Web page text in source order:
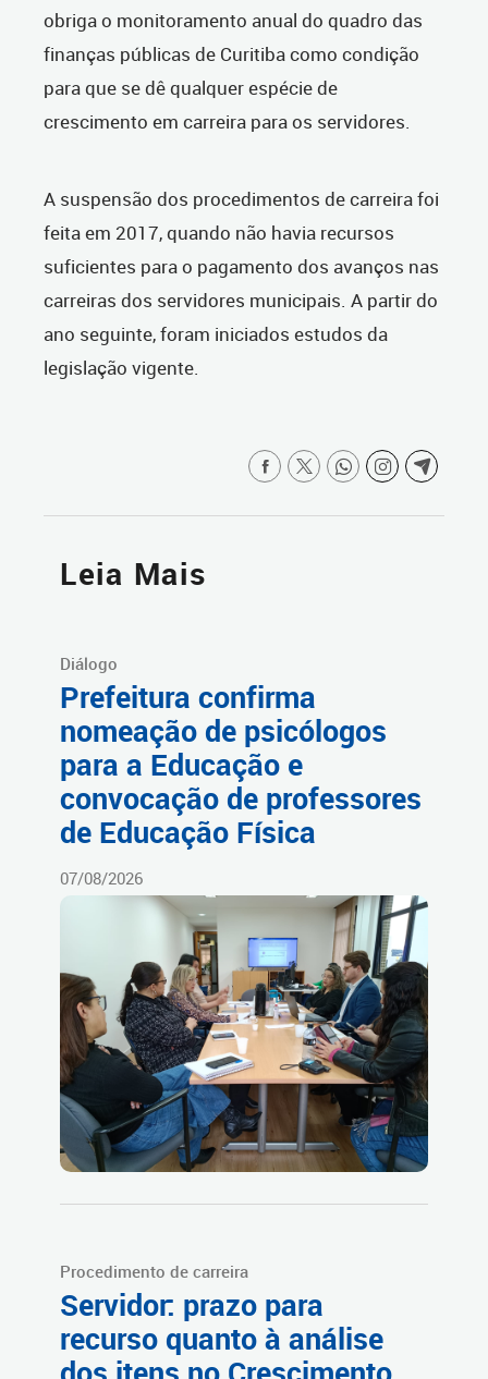
obriga o monitoramento anual do quadro das
finanças públicas de Curitiba como condição
para que se dê qualquer espécie de
crescimento em carreira para os servidores.
A suspensão dos procedimentos de carreira foi
feita em 2017, quando não havia recursos
suficientes para o pagamento dos avanços nas
carreiras dos servidores municipais. A partir do
ano seguinte, foram iniciados estudos da
legislação vigente.
Leia Mais
Diálogo
Prefeitura confirma
nomeação de psicólogos
para a Educação e
convocação de professores
de Educação Física
07/08/2026
Procedimento de carreira
Servidor: prazo para
recurso quanto à análise